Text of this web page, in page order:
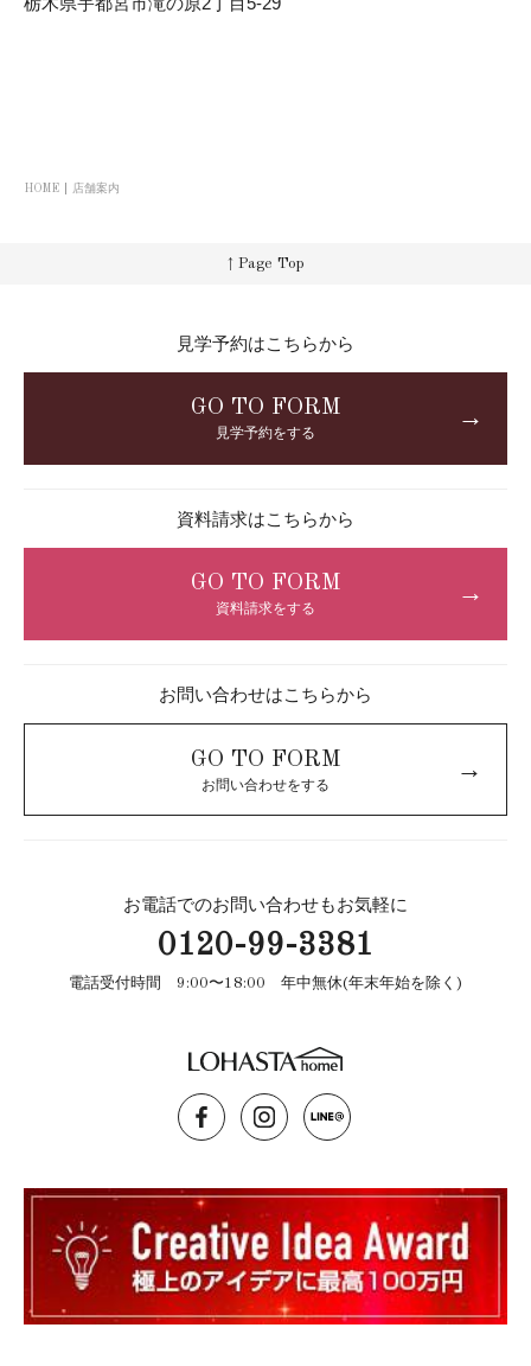
HOME 店舗案内
↑ Page Top
見学予約はこちらから
GO TO FORM
見学予約をする
→
資料請求はこちらから
GO TO FORM
資料請求をする
→
お問い合わせはこちらから
GO TO FORM
お問い合わせをする
→
お電話でのお問い合わせもお気軽に
0120-99-3381
電話受付時間 9:00〜18:00 年中無休(年末年始を除く)